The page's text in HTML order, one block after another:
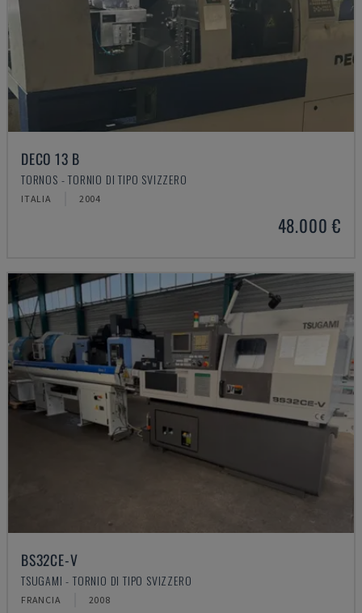
DECO 13 B
TORNOS - TORNIO DI TIPO SVIZZERO
ITALIA 2004
48.000 €
BS32CE-V
TSUGAMI - TORNIO DI TIPO SVIZZERO
FRANCIA 2008